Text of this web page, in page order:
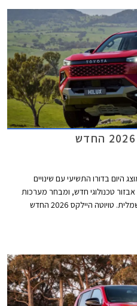
סיוע היברידית מתונה במחיר
היום בדורו התשיעי עם שינויים
טכנולוגי חדש, ומבחר מערכות
הנעה לבחירה לרבות מערכת הנעה חשמלית. טויוטה היילקס 2026 החדש
הדגם החדש צפוי להגיע לישראל